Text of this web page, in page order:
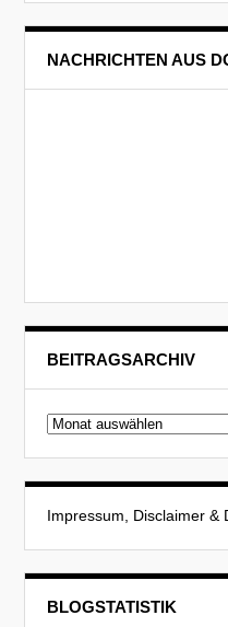
NACHRICHTEN AUS
BEITRAGSARCHIV
Beitragsarchiv
Impressum, Disclaimer &
BLOGSTATISTIK